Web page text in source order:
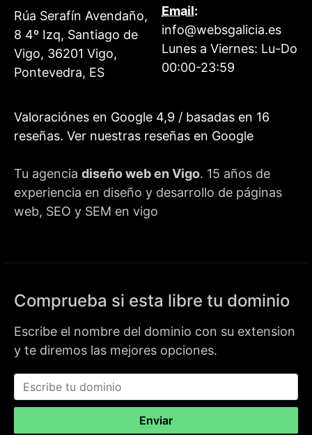
Rúa Serafín Avendaño,
8 4º Izq, Santiago de
Vigo, 36201 Vigo,
Pontevedra, ES
Email:
info@websgalicia.es
Lunes a Viernes: Lu-Do
00:00-23:59
Valoraciónes en Google 4,9 / basadas en 16
reseñas. Ver nuestras reseñas en Google
Tu agencia diseño web en Vigo. 15 años de
experiencia en diseño y desarrollo de páginas
web, SEO y SEM en vigo
Comprueba si esta libre tu dominio
Escribe el nombre del dominio con su extension
y te diremos las mejores opciones.
Enviar